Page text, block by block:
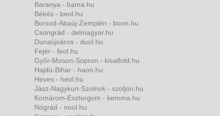
Baranya - bama.hu
Békés - beol.hu
Borsod-Abaúj-Zemplén - boon.hu
Csongrád - delmagyar.hu
Dunaújváros - duol.hu
Fejér - feol.hu
Győr-Moson-Sopron - kisalfold.hu
Hajdú-Bihar - haon.hu
Heves - heol.hu
Jász-Nagykun-Szolnok - szoljon.hu
Komárom-Esztergom - kemma.hu
Nógrád - nool.hu